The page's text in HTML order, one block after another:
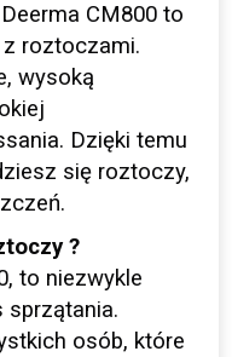
CM800 to
roztoczami.
wysoką
Dzięki temu
się roztoczy,
?
to niezwykle
sprzątania.
osób, które